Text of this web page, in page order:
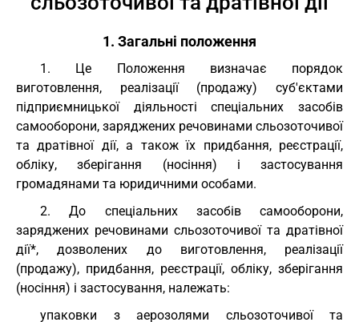
1. Загальні положення
1. Це Положення визначає порядок
виготовлення, реалізації (продажу) суб'єктами
підприємницької діяльності спеціальних засобів
самооборони, заряджених речовинами сльозоточивої
та дратівної дії, а також їх придбання, реєстрації,
обліку, зберігання (носіння) і застосування
громадянами та юридичними особами.
2. До спеціальних засобів самооборони,
заряджених речовинами сльозоточивої та дратівної
дії*, дозволених до виготовлення, реалізації
(продажу), придбання, реєстрації, обліку, зберігання
(носіння) і застосування, належать:
упаковки з аерозолями сльозоточивої та